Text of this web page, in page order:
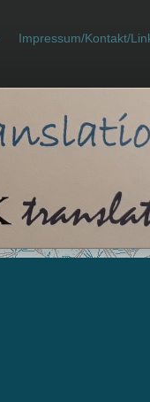
Impressum/Kontakt/